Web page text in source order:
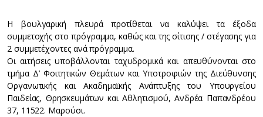
Η βουλγαρική πλευρά προτίθεται να καλύψει τα έξοδα
συμμετοχής στο πρόγραμμα, καθώς και της σίτισης / στέγασης για
2 συμμετέχοντες ανά πρόγραμμα.
Οι αιτήσεις υποβάλλονται ταχυδρομικά και απευθύνονται στο
τμήμα Δ’ Φοιτητικών Θεμάτων και Υποτροφιών της Διεύθυνσης
Οργανωτικής και Ακαδημαϊκής Ανάπτυξης του Υπουργείου
Παιδείας, Θρησκευμάτων και Αθλητισμού, Ανδρέα Παπανδρέου
37, 11522. Μαρούσι.